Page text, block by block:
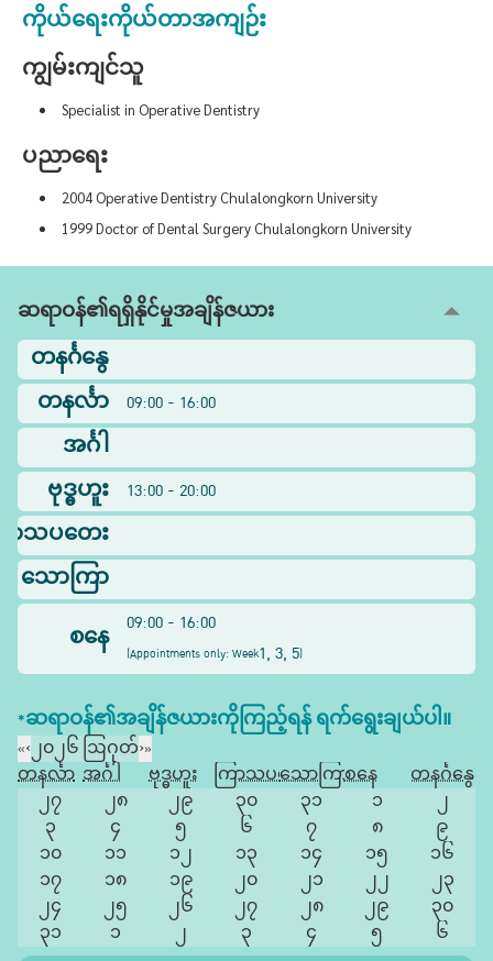
ကိုယ်ရေးကိုယ်တာအကျဉ်း
ကျွမ်းကျင်သူ
Specialist in Operative Dentistry
ပညာရေး
2004 Operative Dentistry Chulalongkorn University
1999 Doctor of Dental Surgery Chulalongkorn University
ဆရာဝန်၏ရရှိနိုင်မှုအချိန်ဇယား
တနင်္ဂနွေ
တနင်္လာ
09:00 - 16:00
အင်္ဂါ
ဗုဒ္ဓဟူး
13:00 - 20:00
ာသပတေး
သောကြာ
စနေ
09:00 - 16:00
(Appointments only: Week1, 3, 5)
*ဆရာဝန်၏အချိန်ဇယားကိုကြည့်ရန် ရက်ရွေးချယ်ပါ။
«‹ ၂၀၂၆ ဩဂုတ်›»
တနင်္လာ အင်္ဂါ ဗုဒ္ဓဟူး ကြာသပတေးသောကြာစနေ
တနင်္ဂနွေ
၂၇
၂၈ ၂၉ ၃၀ ၃၁ ၁
၂
၃
၄ ၅ ၆ ၇ ၈
၉
၁၀
၁၁ ၁၂ ၁၃ ၁၄ ၁၅
၁၆
၁၇
၁၈ ၁၉ ၂၀ ၂၁ ၂၂
၂၃
၂၄
၂၅ ၂၆ ၂၇ ၂၈ ၂၉
၃၀
၃၁
၁ ၂ ၃ ၄ ၅ ၆